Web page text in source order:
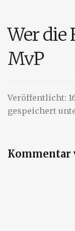
Wer die
MvP
Veröffentlicht:
gespeichert
Kommentar